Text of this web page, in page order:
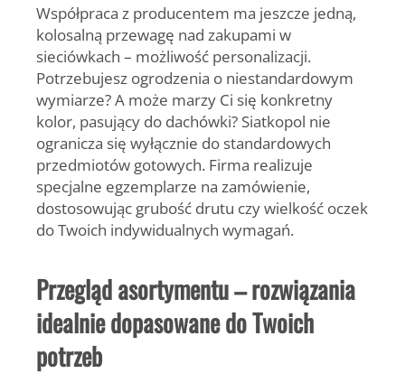
Współpraca z producentem ma jeszcze jedną,
kolosalną przewagę nad zakupami w
sieciówkach – możliwość personalizacji.
Potrzebujesz ogrodzenia o niestandardowym
wymiarze? A może marzy Ci się konkretny
kolor, pasujący do dachówki? Siatkopol nie
ogranicza się wyłącznie do standardowych
przedmiotów gotowych. Firma realizuje
specjalne egzemplarze na zamówienie,
dostosowując grubość drutu czy wielkość oczek
do Twoich indywidualnych wymagań.
Przegląd asortymentu – rozwiązania
idealnie dopasowane do Twoich
potrzeb